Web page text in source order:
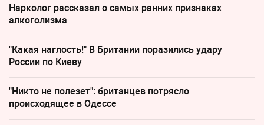
Нарколог рассказал о самых ранних признаках
алкоголизма
"Какая наглость!" В Британии поразились удару
России по Киеву
"Никто не полезет": британцев потрясло
происходящее в Одессе